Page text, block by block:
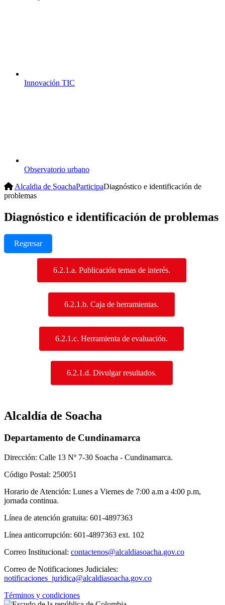
Innovación TIC
Observatorio urbano
Alcaldia de SoachaParticipaDiagnóstico e identificación de
problemas
Diagnóstico e identificación de problemas
Regresar
6.2.1.a. Publicación temas de interés.
6.2.1.b. Caja de herramientas.
6.2.1.c. Herramienta de evaluación.
6.2.1.d. Divulgar resultados.​
Alcaldía de Soacha
Departamento de Cundinamarca
Dirección: Calle 13 Nº 7-30 Soacha - Cundinamarca.
Código Postal: 250051
Horario de Atención: Lunes a Viernes de 7:00 a.m a 4:00 p.m,
jornada continua.
Línea de atención gratuita: 601-4897363
Línea anticorrupción: 601-4897363 ext. 102
Correo Institucional: contactenos@alcaldiasoacha.gov.co
Correo de Notificaciones Judiciales:
notificaciones_juridica@alcaldiasoacha.gov.co
Términos y condiciones